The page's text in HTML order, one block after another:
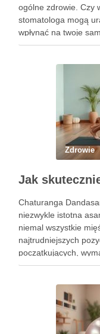
ogólne zdrowie. Czy
stomatologa mogą
wpłynąć na twoje
ten zajmuje się
Zdrowie
Chaturanga
niezwykle istotna
niemal wszystkie
najtrudniejszych
początkujących,
precyzyjnego